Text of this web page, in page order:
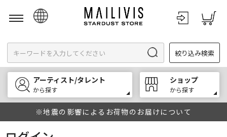
English
한국어
中文
絞り込み検索
アーティスト/タレント
から探す
ショップ
から探す
※地震の影響によるお荷物のお届けについて